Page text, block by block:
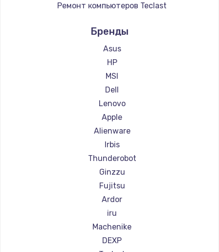
Ремонт компьютеров Teclast
Ремонт компьютеров Beelink
Ремонт компьютеров CHUWI
Бренды
Asus
HP
MSI
Dell
Lenovo
Apple
Alienware
Irbis
Thunderobot
Ginzzu
Fujitsu
Ardor
iru
Machenike
DEXP